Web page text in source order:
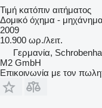
Τιμή κατόπιν αιτήματος
Δομικό όχημα -
2009
10.900 ωρ./λειτ.
Γερμανία,
M2 GmbH
Επικοινωνία με τον